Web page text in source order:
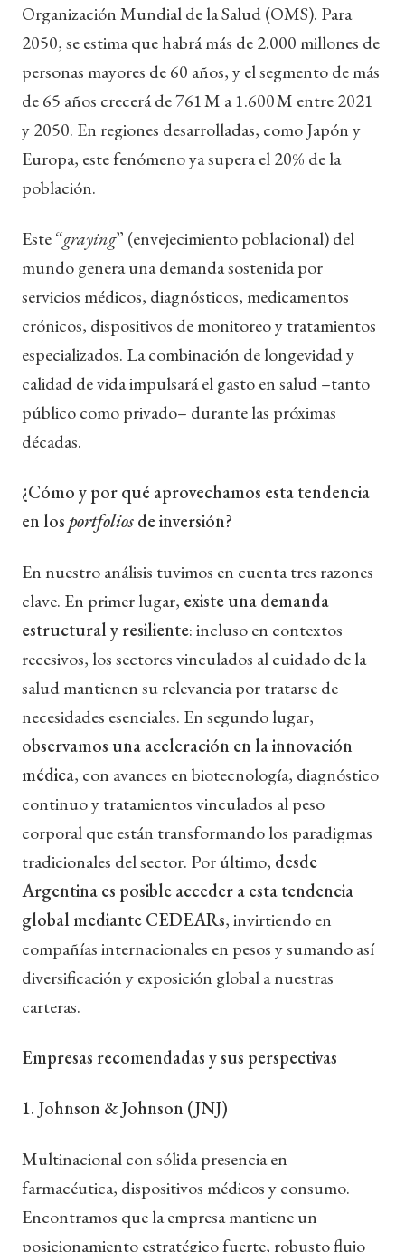
Organización Mundial de la Salud (OMS). Para
2050, se estima que habrá más de 2.000 millones de
personas mayores de 60 años, y el segmento de más
de 65 años crecerá de 761 M a 1.600 M entre 2021
y 2050. En regiones desarrolladas, como Japón y
Europa, este fenómeno ya supera el 20% de la
población.
Este “graying” (envejecimiento poblacional) del
mundo genera una demanda sostenida por
servicios médicos, diagnósticos, medicamentos
crónicos, dispositivos de monitoreo y tratamientos
especializados. La combinación de longevidad y
calidad de vida impulsará el gasto en salud –tanto
público como privado– durante las próximas
décadas.
¿Cómo y por qué aprovechamos esta tendencia
en los portfoliosde inversión?
En nuestro análisis tuvimos en cuenta tres razones
clave. En primer lugar, existe una demanda
estructural y resiliente: incluso en contextos
recesivos, los sectores vinculados al cuidado de la
salud mantienen su relevancia por tratarse de
necesidades esenciales. En segundo lugar,
observamos una aceleración en la innovación
médica, con avances en biotecnología, diagnóstico
continuo y tratamientos vinculados al peso
corporal que están transformando los paradigmas
tradicionales del sector. Por último, desde
Argentina es posible acceder a esta tendencia
global mediante CEDEARs, invirtiendo en
compañías internacionales en pesos y sumando así
diversificación y exposición global a nuestras
carteras.
Empresas recomendadas y sus perspectivas
1. Johnson & Johnson (JNJ)
Multinacional con sólida presencia en
farmacéutica, dispositivos médicos y consumo.
Encontramos que la empresa mantiene un
posicionamiento estratégico fuerte, robusto flujo